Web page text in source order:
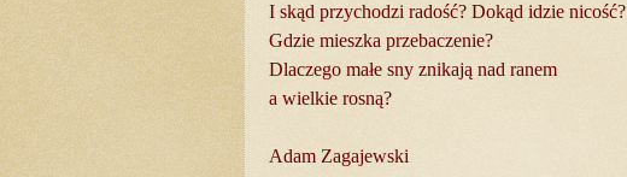
I skąd przychodzi radość? Dokąd idzie nicość?
Gdzie mieszka przebaczenie?
Dlaczego małe sny znikają nad ranem
a wielkie rosną?
Adam Zagajewski